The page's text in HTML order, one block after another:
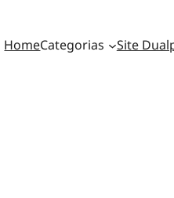
HomeCategorias Site